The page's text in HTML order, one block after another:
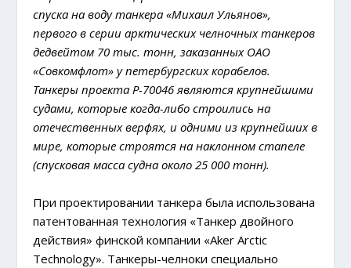
спуска на воду танкера «Михаил Ульянов»,
первого в серии арктических челночных танкеров
дедвейтом 70 тыс. тонн, заказанных ОАО
«Совкомфлот» у петербургских корабелов.
Танкеры проекта Р-70046 являются крупнейшими
судами, которые когда-либо строились на
отечественных верфях, и одними из крупнейших в
мире, которые строятся на наклонном стапеле
(спусковая масса судна около 25 000 тонн).
При проектировании танкера была использована
патентованная технология «Танкер двойного
действия» финской компании «Aker Arctic
Technology». Танкеры-челноки специально